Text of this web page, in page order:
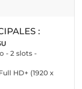
:
- 2 slots -
HD+ (1920 x